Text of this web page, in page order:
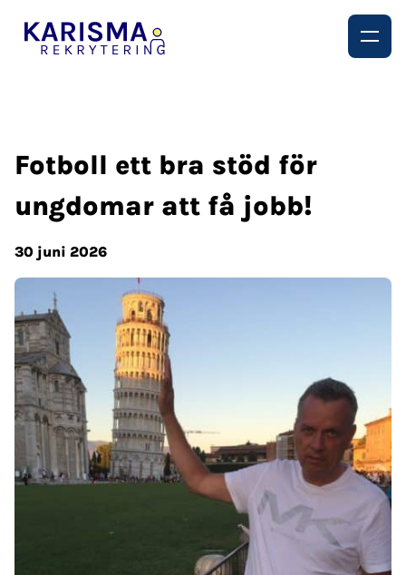
Fotboll ett bra stöd för
ungdomar att få jobb!
30 juni 2026